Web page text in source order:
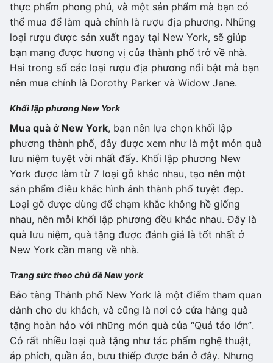
thực phẩm phong phú, và một sản phẩm mà bạn có
thể mua để làm quà chính là rượu địa phương. Những
loại rượu được sản xuất ngay tại New York, sẽ giúp
bạn mang được hương vị của thành phố trở về nhà.
Hai trong số các loại rượu địa phương nổi bật mà bạn
nên mua chính là Dorothy Parker và Widow Jane.
Khối lập phương New York
Mua quà ở New York, bạn nên lựa chọn khối lập
phương thành phố, đây được xem như là một món quà
lưu niệm tuyệt vời nhất đấy. Khối lập phương New
York được làm từ 7 loại gỗ khác nhau, tạo nên một
sản phẩm điêu khắc hình ảnh thành phố tuyệt đẹp.
Loại gỗ được dùng để chạm khắc không hề giống
nhau, nên mỗi khối lập phương đều khác nhau. Đây là
quà lưu niệm, quà tặng được đánh giá là tốt nhất ở
New York cần mang về nhà.
Trang sức theo chủ đề New york
Bảo tàng Thành phố New York là một điểm tham quan
dành cho du khách, và cũng là nơi có cửa hàng quà
tặng hoàn hảo với những món quà của “Quả táo lớn”.
Có rất nhiều loại quà tặng như tác phẩm nghệ thuật,
áp phích, quần áo, bưu thiếp được bán ở đây. Nhưng